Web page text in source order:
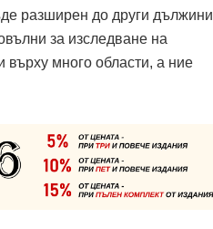
разширен до други дължини
за изследване на
много области, а ние